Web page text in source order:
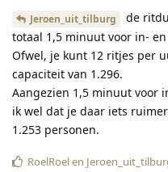
Jeroen_uit_tilburg
de
totaal 1,5 minuut voor in-
Ofwel, je kunt 12 ritjes per
capaciteit van 1.296.
Aangezien 1,5 minuut voor
ik wel dat je daar iets
1.253 personen.
RoelRoelen